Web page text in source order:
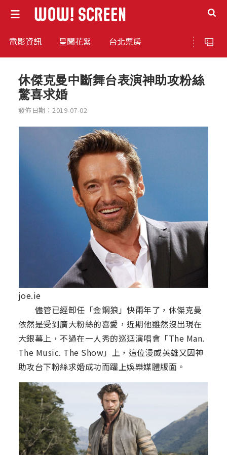
電影資訊 星聞花絮 台北票房
休傑克曼中斷舞台表演神助攻粉絲
驚喜求婚
發佈日期：2019-07-02
joe.ie
儘管已經卸任「金鋼狼」快兩年了，休傑克曼
依然是受到廣大粉絲的喜愛，近期他雖然沒出現在
大銀幕上，不過在一人秀的巡迴演唱會「The Man.
The Music. The Show」上，這位漫威英雄又因神
助攻台下粉絲求婚成功而躍上娛樂媒體版面。